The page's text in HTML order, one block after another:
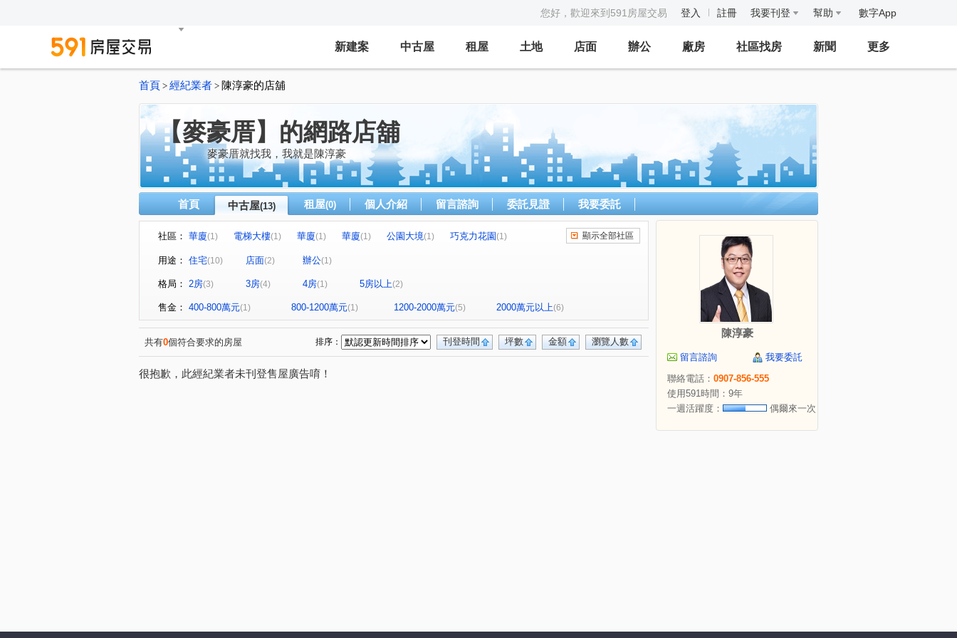
您好，歡迎來到591房屋交易 登入 註冊 我要刊登 幫助 數字App
新建案 中古屋 租屋 土地 店面 辦公 廠房 社區找房 新聞 更多
首頁 > 經紀業者 > 陳淳豪的店舖
【麥豪厝】的網路店舖
麥豪厝就找我，我就是陳淳豪
首頁 中古屋(13) 租屋(0) 個人介紹 留言諮詢 委託見證 我要委託
社區： 華廈(1) 電梯大樓(1) 華廈(1) 華廈(1) 公園大境(1) 巧克力花園(1)
瓊泰路7號 三民路26巷1弄1號
民義街 光明路 水源街二段 瓊泰路(1)
仁愛街(1) 四維路
顯示全部社區
用途： 住宅(10) 店面(2) 辦公(1)
格局： 2房(3) 3房(4) 4房(1) 5房以上(2)
售金： 400-800萬元(1) 800-1200萬元(1) 1200-2000萬元(5) 2000萬元以上(6)
共有0個符合要求的房屋 瀏覽人數
金額
坪數
刊登時間
排序：
很抱歉，此經紀業者未刊登售屋廣告唷！
陳淳豪
留言諮詢
我要委託
聯絡電話： 0907-856-555
使用591時間：9年
一週活躍度：
偶爾來一次